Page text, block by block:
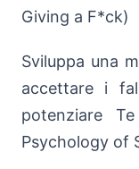
Giving a F*ck)
Sviluppa una
accettare i
potenziare
Psychology of